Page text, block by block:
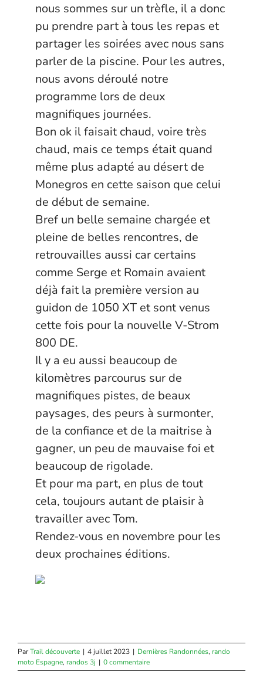
nous sommes sur un trèfle, il a donc
pu prendre part à tous les repas et
partager les soirées avec nous sans
parler de la piscine. Pour les autres,
nous avons déroulé notre
programme lors de deux
magnifiques journées.
Bon ok il faisait chaud, voire très
chaud, mais ce temps était quand
même plus adapté au désert de
Monegros en cette saison que celui
de début de semaine.
Bref un belle semaine chargée et
pleine de belles rencontres, de
retrouvailles aussi car certains
comme Serge et Romain avaient
déjà fait la première version au
guidon de 1050 XT et sont venus
cette fois pour la nouvelle V-Strom
800 DE.
Il y a eu aussi beaucoup de
kilomètres parcourus sur de
magnifiques pistes, de beaux
paysages, des peurs à surmonter,
de la confiance et de la maitrise à
gagner, un peu de mauvaise foi et
beaucoup de rigolade.
Et pour ma part, en plus de tout
cela, toujours autant de plaisir à
travailler avec Tom.
Rendez-vous en novembre pour les
deux prochaines éditions.
ParTrail découverte | 4 juillet 2023 | Dernières Randonnées, rando
moto Espagne, randos 3j | 0 commentaire